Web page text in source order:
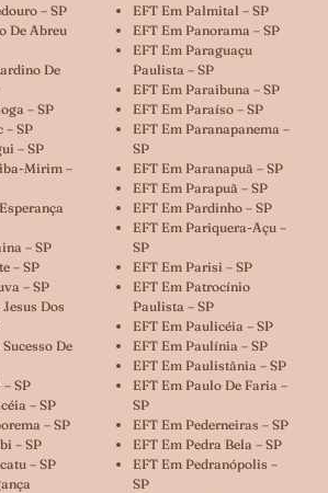
– SP
De Abreu
De
– SP
– SP
– SP
Mirim –
– SP
– SP
– SP
Dos
De
SP
– SP
– SP
– SP
– SP
EFT Em Palmital – SP
EFT Em Panorama – SP
EFT Em Paraguaçu
Paulista – SP
EFT Em Paraibuna – SP
EFT Em Paraíso – SP
EFT Em Paranapanema –
SP
EFT Em Paranapuã – SP
EFT Em Parapuã – SP
EFT Em Pardinho – SP
EFT Em Pariquera-Açu –
SP
EFT Em Parisi – SP
EFT Em Patrocínio
Paulista – SP
EFT Em Paulicéia – SP
EFT Em Paulínia – SP
EFT Em Paulistânia – SP
EFT Em Paulo De Faria –
SP
EFT Em Pederneiras – SP
EFT Em Pedra Bela – SP
EFT Em Pedranópolis –
SP